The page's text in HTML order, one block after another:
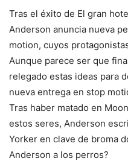
Tras el éxito de El gran
Anderson anuncia nueva
motion, cuyos
Aunque parece ser que
relegado estas ideas para
nueva entrega en stop
Tras haber matado en
estos seres, Anderson
Yorker en clave de broma
Anderson a los perros?